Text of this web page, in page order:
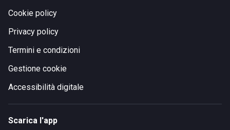
Cookie policy
Privacy policy
Termini e condizioni
Gestione cookie
Accessibilità digitale
Scarica l'app